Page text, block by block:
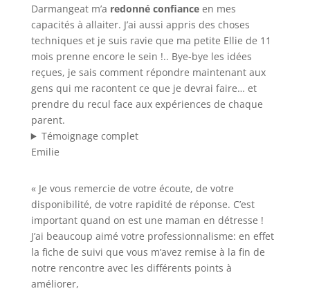
Darmangeat m’a redonné confianceen mes
capacités à allaiter. J’ai aussi appris des choses
techniques et je suis ravie que ma petite Ellie de 11
mois prenne encore le sein !.. Bye-bye les idées
reçues, je sais comment répondre maintenant aux
gens qui me racontent ce que je devrai faire… et
prendre du recul face aux expériences de chaque
parent.
Témoignage complet
Emilie
« Je vous remercie de votre écoute, de votre
disponibilité, de votre rapidité de réponse. C’est
important quand on est une maman en détresse !
J’ai beaucoup aimé votre professionnalisme: en effet
la fiche de suivi que vous m’avez remise à la fin de
notre rencontre avec les différents points à
améliorer,